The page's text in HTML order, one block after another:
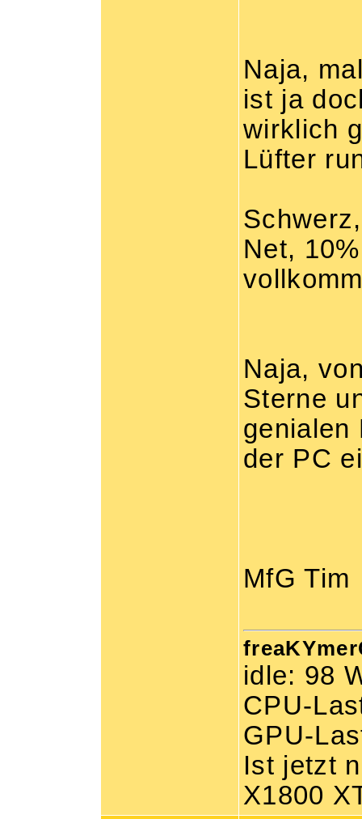
Naja,
ist ja
wirklich
Lüfter
Net,
Naja,
Sterne
genialen
der PC
MfG Tim
idle: 98
CPU-
GPU-
Ist jetzt
X1800